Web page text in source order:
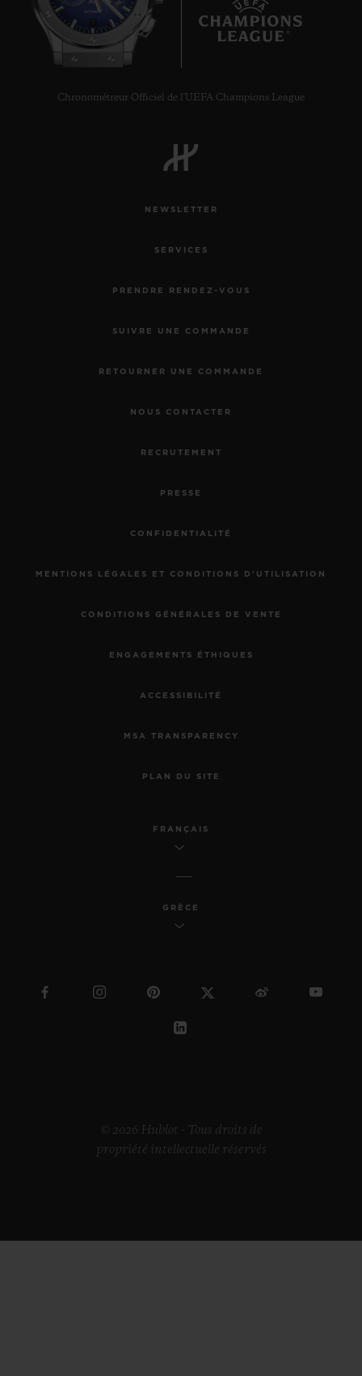
Chronométreur Officiel de l'UEFA Champions League
NEWSLETTER
SERVICES
PRENDRE RENDEZ-VOUS
SUIVRE UNE COMMANDE
RETOURNER UNE COMMANDE
NOUS CONTACTER
RECRUTEMENT
PRESSE
CONFIDENTIALITÉ
MENTIONS LÉGALES ET CONDITIONS D'UTILISATION
CONDITIONS GÉNÉRALES DE VENTE
ENGAGEMENTS ÉTHIQUES
ACCESSIBILITÉ
MSA TRANSPARENCY
PLAN DU SITE
FRANÇAIS
GRÈCE
© 2026 Hublot - Tous droits de
propriété intellectuelle réservés